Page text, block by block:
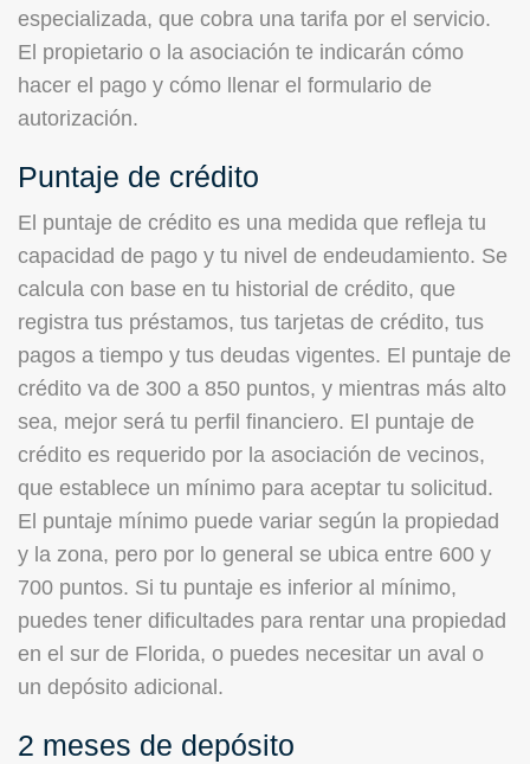
especializada, que cobra una tarifa por el servicio.
El propietario o la asociación te indicarán cómo
hacer el pago y cómo llenar el formulario de
autorización.
Puntaje de crédito
El puntaje de crédito es una medida que refleja tu
capacidad de pago y tu nivel de endeudamiento. Se
calcula con base en tu historial de crédito, que
registra tus préstamos, tus tarjetas de crédito, tus
pagos a tiempo y tus deudas vigentes. El puntaje de
crédito va de 300 a 850 puntos, y mientras más alto
sea, mejor será tu perfil financiero. El puntaje de
crédito es requerido por la asociación de vecinos,
que establece un mínimo para aceptar tu solicitud.
El puntaje mínimo puede variar según la propiedad
y la zona, pero por lo general se ubica entre 600 y
700 puntos. Si tu puntaje es inferior al mínimo,
puedes tener dificultades para rentar una propiedad
en el sur de Florida, o puedes necesitar un aval o
un depósito adicional.
2 meses de depósito